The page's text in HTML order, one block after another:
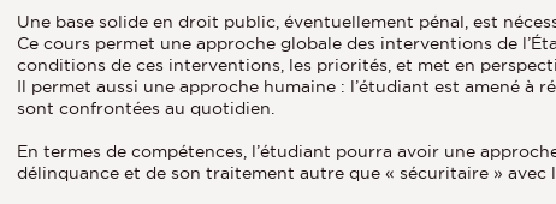
Une base solide en droit public, éventuellement pénal, est
Ce cours permet une approche globale des interventions de
conditions de ces interventions, les priorités, et met en
Il permet aussi une approche humaine : l’étudiant est amené à
sont confrontées au quotidien.
En termes de compétences, l’étudiant pourra avoir une
délinquance et de son traitement autre que « sécuritaire » avec